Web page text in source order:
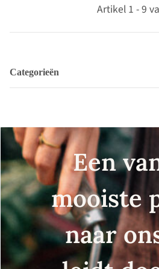
Artikel 1 - 9
Categorieën
Een
mooiste
naar